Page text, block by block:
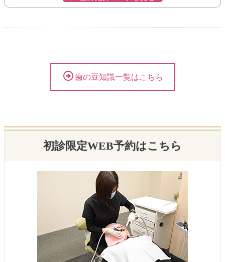
歯の豆知識一覧はこちら
初診限定WEB予約はこちら